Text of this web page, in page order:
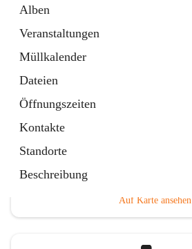
Alben
Veranstaltungen
Müllkalender
Dateien
Öffnungszeiten
Kontakte
Standorte
Beschreibung
Auf Karte ansehen